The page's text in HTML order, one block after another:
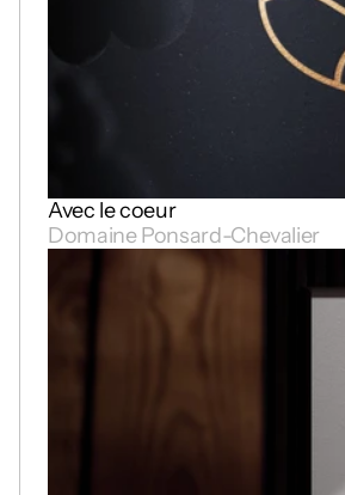
Avec le coeur
Domaine Ponsard-Chevalier